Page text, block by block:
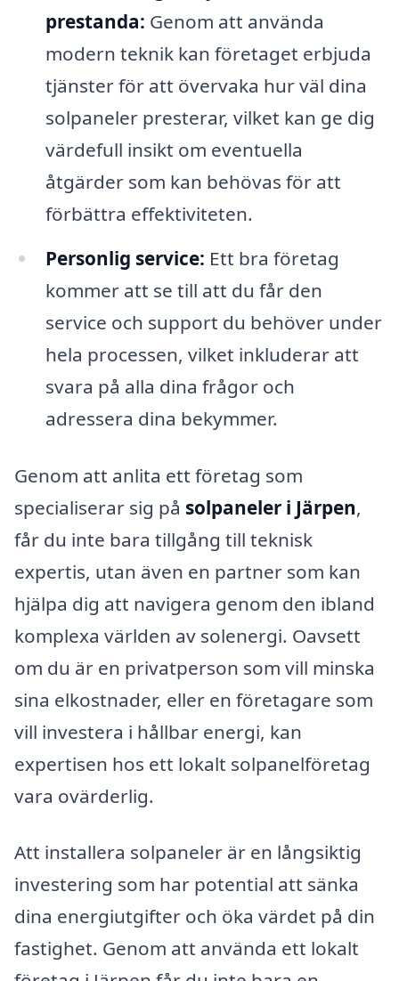
prestanda: Genom att använda
modern teknik kan företaget erbjuda
tjänster för att övervaka hur väl dina
solpaneler presterar, vilket kan ge dig
värdefull insikt om eventuella
åtgärder som kan behövas för att
förbättra effektiviteten.
Personlig service: Ett bra företag
kommer att se till att du får den
service och support du behöver under
hela processen, vilket inkluderar att
svara på alla dina frågor och
adressera dina bekymmer.
Genom att anlita ett företag som
specialiserar sig på solpaneler i Järpen,
får du inte bara tillgång till teknisk
expertis, utan även en partner som kan
hjälpa dig att navigera genom den ibland
komplexa världen av solenergi. Oavsett
om du är en privatperson som vill minska
sina elkostnader, eller en företagare som
vill investera i hållbar energi, kan
expertisen hos ett lokalt solpanelföretag
vara ovärderlig.
Att installera solpaneler är en långsiktig
investering som har potential att sänka
dina energiutgifter och öka värdet på din
fastighet. Genom att använda ett lokalt